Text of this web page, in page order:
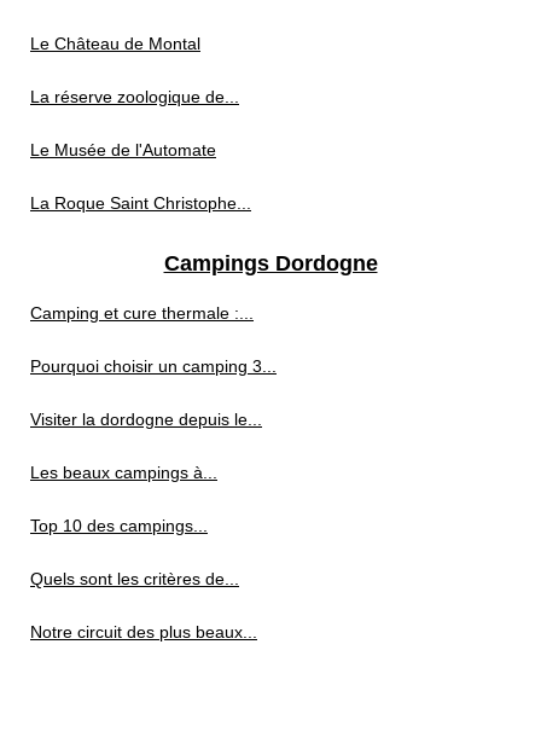
Le Château de Montal
La réserve zoologique de...
Le Musée de l'Automate
La Roque Saint Christophe...
Campings Dordogne
Camping et cure thermale :...
Pourquoi choisir un camping 3...
Visiter la dordogne depuis le...
Les beaux campings à...
Top 10 des campings...
Quels sont les critères de...
Notre circuit des plus beaux...